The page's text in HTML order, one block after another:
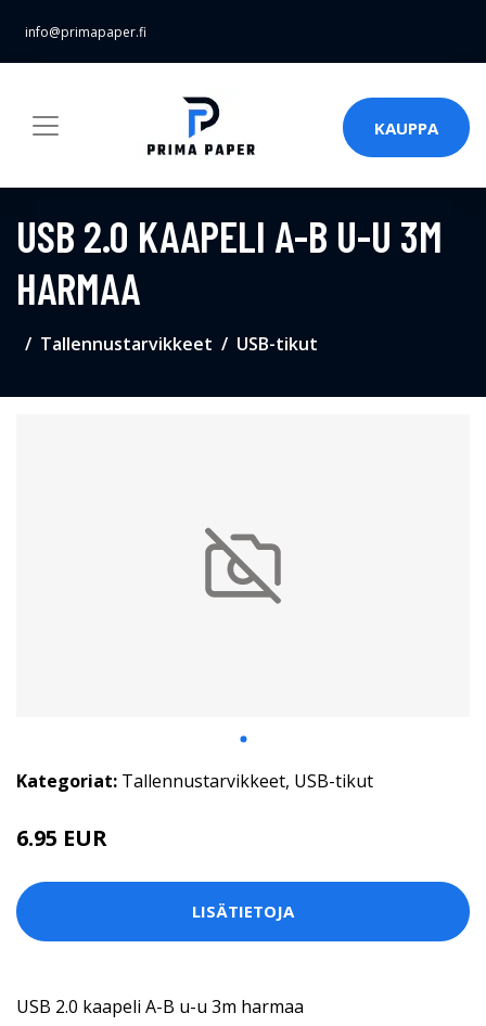
info@primapaper.fi
KAUPPA
USB 2.0 KAAPELI A-B U-U 3M
HARMAA
Tallennustarvikkeet USB-tikut
Kategoriat: Tallennustarvikkeet, USB-tikut
6.95 EUR
LISÄTIETOJA
USB 2.0 kaapeli A-B u-u 3m harmaa